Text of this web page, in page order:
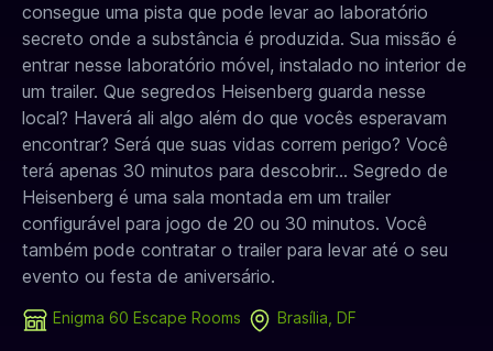
consegue uma pista que pode levar ao laboratório
secreto onde a substância é produzida. Sua missão é
entrar nesse laboratório móvel, instalado no interior de
um trailer. Que segredos Heisenberg guarda nesse
local? Haverá ali algo além do que vocês esperavam
encontrar? Será que suas vidas correm perigo? Você
terá apenas 30 minutos para descobrir… Segredo de
Heisenberg é uma sala montada em um trailer
configurável para jogo de 20 ou 30 minutos. Você
também pode contratar o trailer para levar até o seu
evento ou festa de aniversário.
Enigma 60 Escape Rooms Brasília, DF